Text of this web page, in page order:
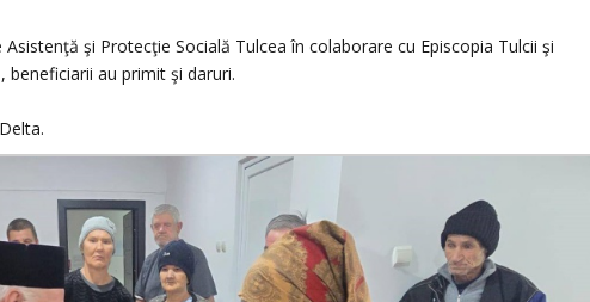
şi Protecţie Socială Tulcea în colaborare cu Episcopia Tulcii şi
beneficiarii au primit şi daruri.